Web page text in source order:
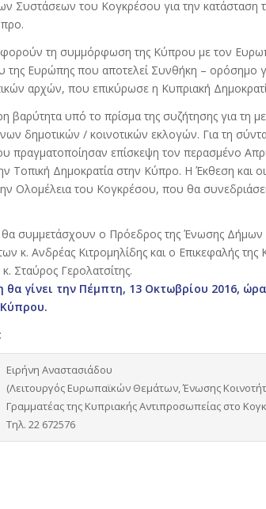
Συστάσεων του Κογκρέσου για την κατάσταση
τη συμμόρφωση της Κύπρου με τον
Ευρώπης που αποτελεί Συνθήκη – ορόσημο
αρχών, που επικύρωσε η Κυπριακή
βαρύτητα υπό το πρίσμα της συζήτησης για τη
δημοτικών / κοινοτικών εκλογών. Για τη
πραγματοποίησαν επίσκεψη τον περασμένο
Τοπική Δημοκρατία στην Κύπρο. Η Έκθεση και
Ολομέλεια του Κογκρέσου, που θα
συμμετάσχουν ο Πρόεδρος της Ένωσης Δήμων
κ. Ανδρέας Κιτρομηλίδης και ο Επικεφαλής της
Σταύρος Γερολατσίτης.
γίνει την Πέμπτη, 13 Οκτωβρίου 2016,
Ειρήνη Αναστασιάδου
(Λειτουργός Ευρωπαϊκών Θεμάτων, Ένωσης
Γραμματέας της Κυπριακής Αντιπροσωπείας στο
Τηλ. 22 672576